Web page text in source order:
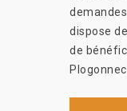
dispose
de
Plogonnec